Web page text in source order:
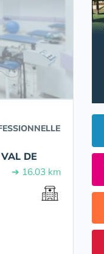
DE
➔ 16.03 km